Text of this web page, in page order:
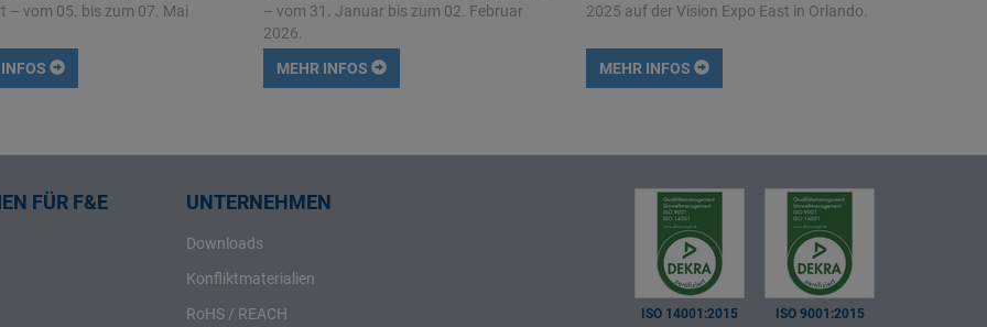
– vom 05. bis zum 07. Mai
– vom 31. Januar bis zum 02. Februar
2026.
MEHR INFOS
2025 auf der Vision Expo East in Orlando.
MEHR INFOS
FÜR F&E UNTERNEHMEN
Downloads
Konfliktmaterialien
RoHS / REACH
ISO 14001:2015
ISO 9001:2015